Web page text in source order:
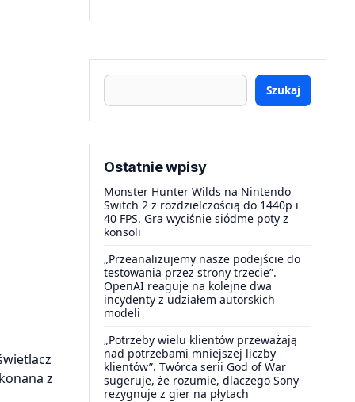
z
Szukaj
Ostatnie wpisy
Monster Hunter Wilds na Nintendo
Switch 2 z rozdzielczością do 1440p i
40 FPS. Gra wyciśnie siódme poty z
konsoli
„Przeanalizujemy nasze podejście do
testowania przez strony trzecie”.
OpenAI reaguje na kolejne dwa
incydenty z udziałem autorskich
modeli
„Potrzeby wielu klientów przeważają
nad potrzebami mniejszej liczby
klientów”. Twórca serii God of War
sugeruje, że rozumie, dlaczego Sony
rezygnuje z gier na płytach